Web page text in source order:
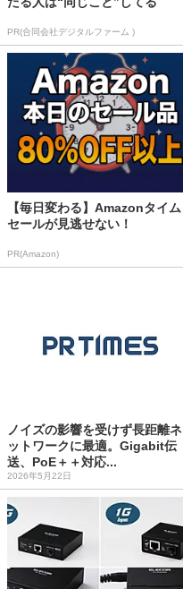
PR(合同会社デジタルファーム )
【毎日変わる】Amazonタイム
セールが見逃せない！
PR(Amazon)
ノイズの影響を受けず長距離ネ
ットワークに最適。Gigabit伝
送、PoE＋＋対応...
2026年5月22日